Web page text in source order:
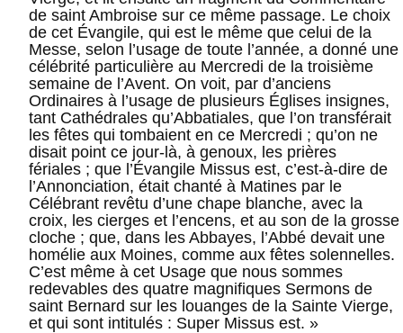
de saint Ambroise sur ce même passage. Le choix
de cet Évangile, qui est le même que celui de la
Messe, selon l’usage de toute l’année, a donné une
célébrité particulière au Mercredi de la troisième
semaine de l’Avent. On voit, par d’anciens
Ordinaires à l’usage de plusieurs Églises insignes,
tant Cathédrales qu’Abbatiales, que l’on transférait
les fêtes qui tombaient en ce Mercredi ; qu’on ne
disait point ce jour-là, à genoux, les prières
fériales ; que l’Évangile Missus est, c’est-à-dire de
l’Annonciation, était chanté à Matines par le
Célébrant revêtu d’une chape blanche, avec la
croix, les cierges et l’encens, et au son de la grosse
cloche ; que, dans les Abbayes, l’Abbé devait une
homélie aux Moines, comme aux fêtes solennelles.
C’est même à cet Usage que nous sommes
redevables des quatre magnifiques Sermons de
saint Bernard sur les louanges de la Sainte Vierge,
et qui sont intitulés : Super Missus est. »